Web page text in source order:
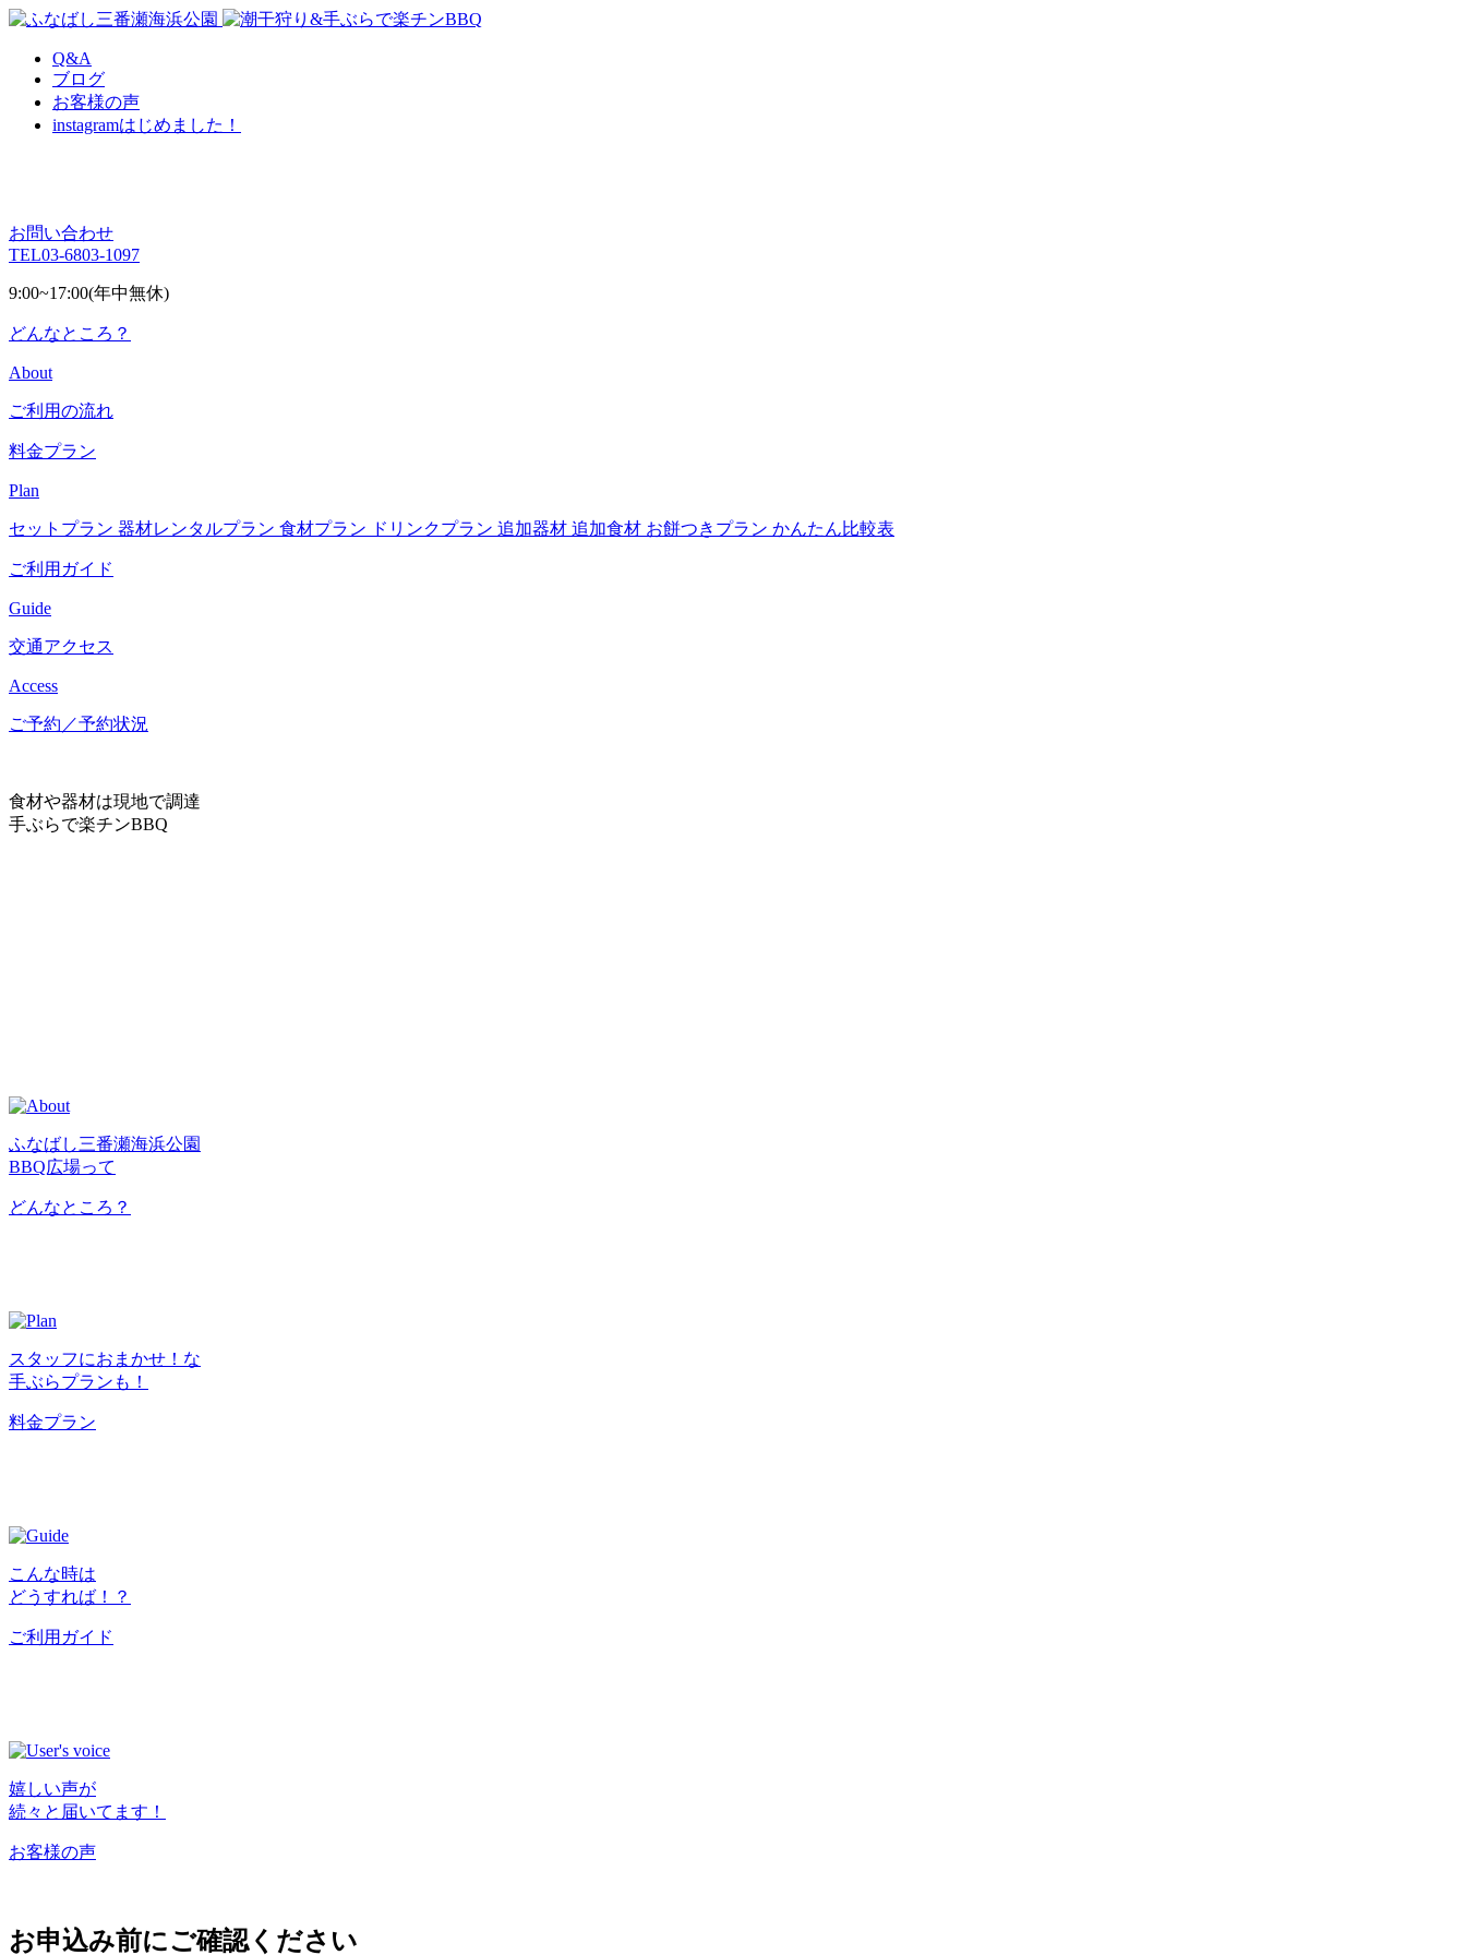
Q&A
ブログ
お客様の声
instagramはじめました！
お問い合わせ
TEL03-6803-1097
9:00~17:00(年中無休)
どんなところ？
About
ご利用の流れ
料金プラン
Plan
セットプラン 器材レンタルプラン 食材プラン ドリンクプラン 追加器材 追加食材 お餅つきプラン かんたん比較表
ご利用ガイド
Guide
交通アクセス
Access
ご予約／予約状況
食材や器材は現地で調達
手ぶらで楽チンBBQ
ふなばし三番瀬海浜公園
BBQ広場って
どんなところ？
スタッフにおまかせ！な
手ぶらプランも！
料金プラン
こんな時は
どうすれば！？
ご利用ガイド
嬉しい声が
続々と届いてます！
お客様の声
お申込み前にご確認ください